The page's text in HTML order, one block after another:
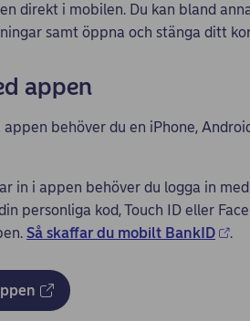
direkt i mobilen. Du kan bland
samt öppna och stänga ditt
appen
behöver du en iPhone,
in i appen behöver du logga in
personliga kod, Touch ID eller
Så skaffar du mobilt BankID .